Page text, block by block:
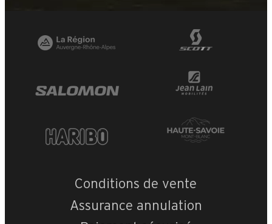
Conditions de vente
Assurance annulation